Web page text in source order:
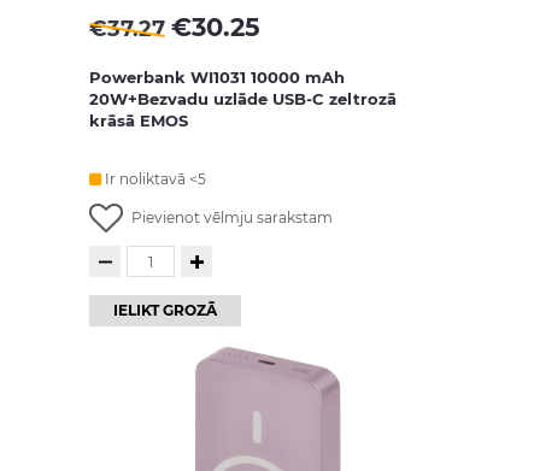
€37.27 €30.25
Powerbank WI1031 10000 mAh
20W+Bezvadu uzlāde USB-C zeltrozā
krāsā EMOS
Ir noliktavā <5
Pievienot vēlmju sarakstam
IELIKT GROZĀ